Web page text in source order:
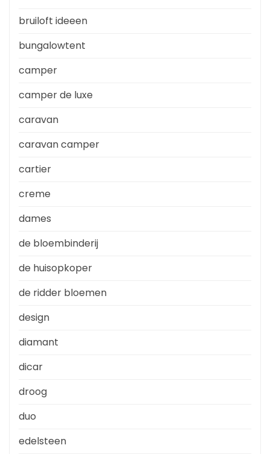
bruiloft ideeen
bungalowtent
camper
camper de luxe
caravan
caravan camper
cartier
creme
dames
de bloembinderij
de huisopkoper
de ridder bloemen
design
diamant
dicar
droog
duo
edelsteen